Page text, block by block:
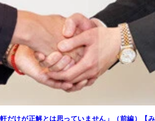
けが正解とは思っていません」（前編）【